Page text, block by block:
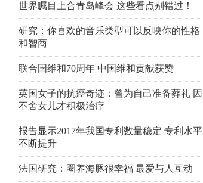
世界瞩目上合青岛峰会 这些看点别错过！
研究：你喜欢的音乐类型可以反映你的性格
和智商
联合国维和70周年 中国维和贡献获赞
英国女子的抗癌奇迹：曾为自己准备葬礼 因
不舍女儿才积极治疗
报告显示2017年我国专利数量稳定 专利水平
不断提升
法国研究：圈养海豚很幸福 最爱与人互动